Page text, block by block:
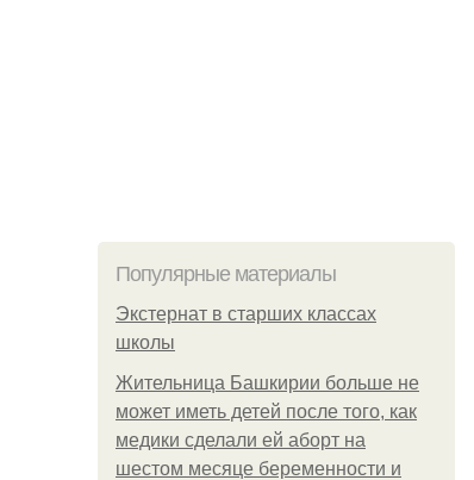
Популярные материалы
Экстернат в старших классах
школы
Жительница Башкирии больше не
может иметь детей после того, как
медики сделали ей аборт на
шестом месяце беременности и